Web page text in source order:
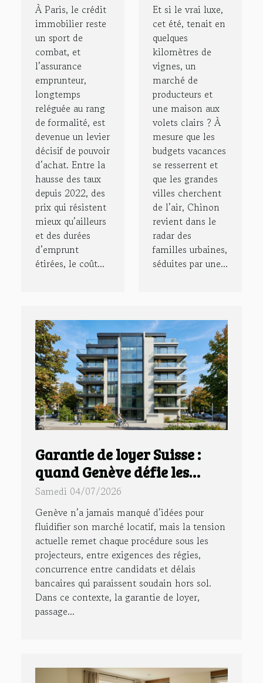
le marché
parisien
bouleverse
les règles
du jeu
À Paris, le crédit
immobilier reste
un sport de
combat, et
l’assurance
emprunteur,
longtemps
reléguée au rang
de formalité, est
devenue un levier
décisif de pouvoir
d’achat. Entre la
hausse des taux
depuis 2022, des
prix qui résistent
mieux qu’ailleurs
et des durées
d’emprunt
étirées, le coût...
raffolent-
elles d’un
gîte à
chinon
pour leurs
vacances ?
Et si le vrai luxe,
cet été, tenait en
quelques
kilomètres de
vignes, un
marché de
producteurs et
une maison aux
volets clairs ? À
mesure que les
budgets vacances
se resserrent et
que les grandes
villes cherchent
de l’air, Chinon
revient dans le
radar des
familles urbaines,
séduites par une...
Garantie de loyer Suisse :
quand Genève défie les
nouveaux usages bancaires
Samedi 04/07/2026
Genève n’a jamais manqué d’idées pour
fluidifier son marché locatif, mais la tension
actuelle remet chaque procédure sous les
projecteurs, entre exigences des régies,
concurrence entre candidats et délais
bancaires qui paraissent soudain hors sol.
Dans ce contexte, la garantie de loyer,
passage...